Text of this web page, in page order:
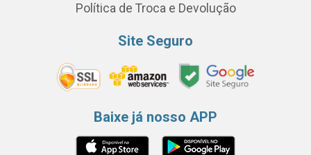
Política de Troca e Devolução
Site Seguro
Baixe já nosso APP